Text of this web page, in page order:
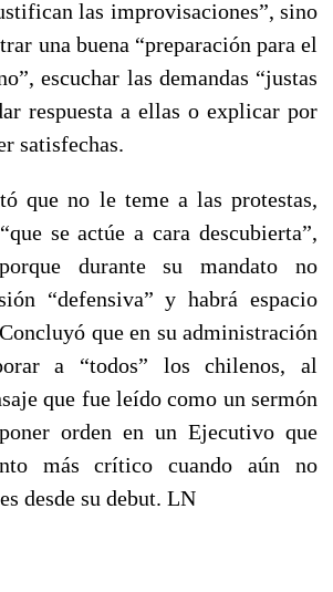
las improvisaciones”, sino
una buena “preparación para el
escuchar las demandas “justas
respuesta a ellas o explicar por
satisfechas.
que no le teme a las protestas,
se actúe a cara descubierta”,
durante su mandato no
“defensiva” y habrá espacio
que en su administración
a “todos” los chilenos, al
que fue leído como un sermón
orden en un Ejecutivo que
más crítico cuando aún no
desde su debut. LN